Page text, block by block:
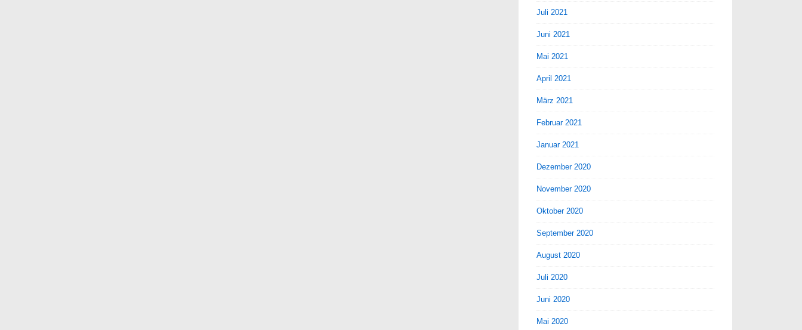
Juli 2021
Juni 2021
Mai 2021
April 2021
März 2021
Februar 2021
Januar 2021
Dezember 2020
November 2020
Oktober 2020
September 2020
August 2020
Juli 2020
Juni 2020
Mai 2020